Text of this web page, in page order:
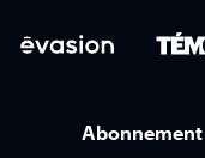
Abonnement